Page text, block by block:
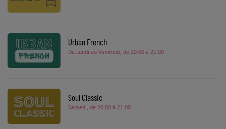
Titres diffusés
Playlist
MY SOUL ADDICT
T'Chat
L'équipe Soul Addict
Urban French
Du Lundi au Vendredi, de 20:00 à 21:00
Soul Classic
Samedi, de 20:00 à 21:00